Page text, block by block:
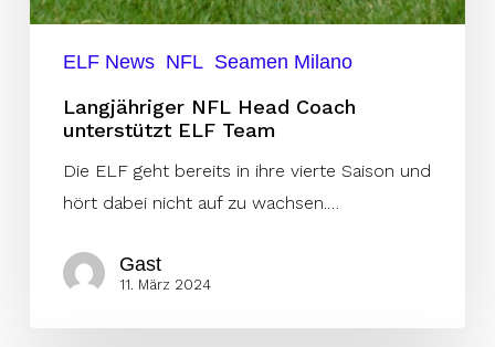
ELF News NFL Seamen Milano
Langjähriger NFL Head Coach
unterstützt ELF Team
Die ELF geht bereits in ihre vierte Saison und
hört dabei nicht auf zu wachsen.…
Gast
11. März 2024